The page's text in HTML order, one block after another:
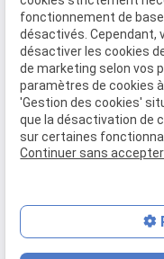
Le cabinet
Honoraires
Domaines de
Actualités
Contact
Mentions légales
fonctionnement de
désactivés. Cependant,
désactiver les cookies
de marketing selon vos
paramètres de cookies
'Gestion des cookies'
que la désactivation de
sur certaines
Continuer sans accepter